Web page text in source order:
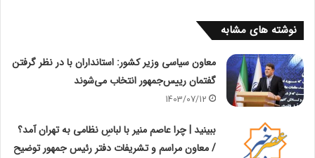
نوشته های مشابه
معاون سیاسی وزیر کشور: استانداران با در نظر گرفتن
گفتمان رییس‌جمهور انتخاب می‌شوند
1403/07/12
ببینید | چرا عاصم منیر با لباسِ نظامی به تهران آمد؟
/ معاون مراسم و تشریفات دفتر رئیس جمهور توضیح